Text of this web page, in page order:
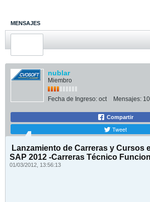
MENSAJES
ÚLTIMA ACTIVIDAD
nublar
Miembro
Fecha de Ingreso: oct Mensajes:
Compartir
Tweet
Lanzamiento de Carreras y Cursos
SAP 2012 -Carreras Técnico
01/03/2012, 13:56:13